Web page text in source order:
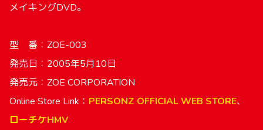
メイキングDVD。
型 番：ZOE-003
発売日：2005年5月10日
発売元：ZOE CORPORATION
Online Store Link： PERSONZ OFFICIAL WEB STORE、
ローチケHMV